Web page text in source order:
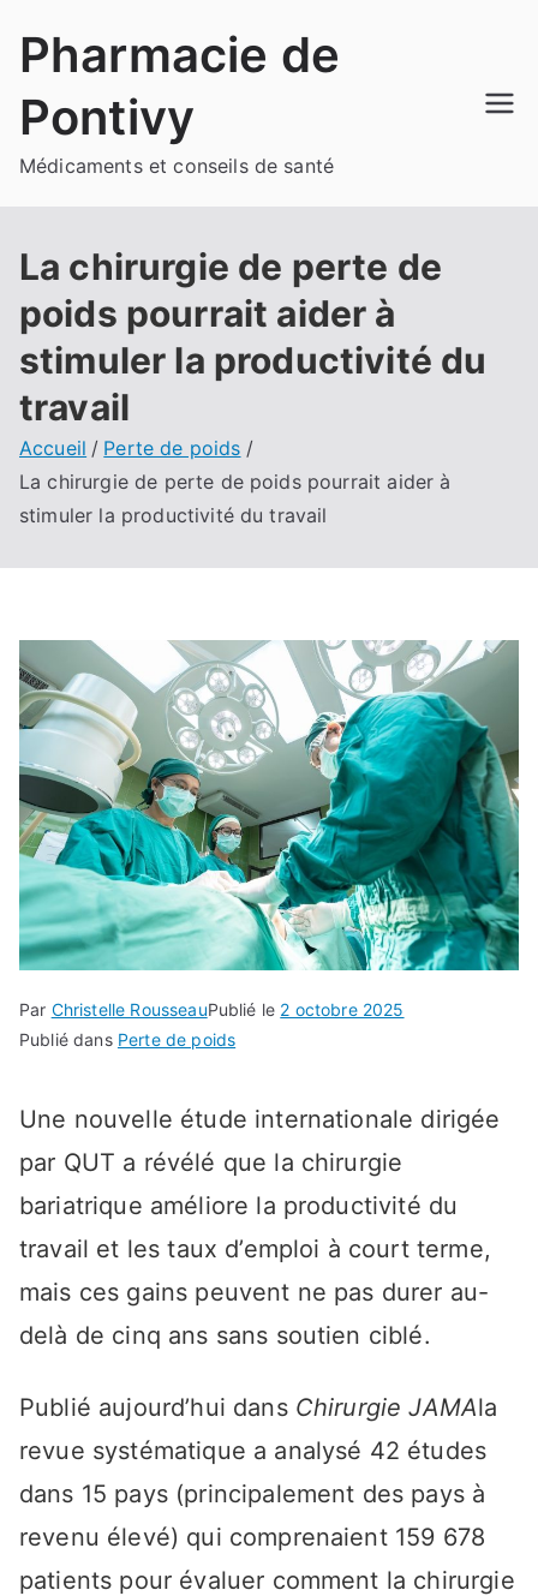
Pharmacie de
Pontivy
Médicaments et conseils de santé
La chirurgie de perte de
poids pourrait aider à
stimuler la productivité du
travail
Accueil
Perte de poids
La chirurgie de perte de poids pourrait aider à
stimuler la productivité du travail
Par Christelle RousseauPublié le 2 octobre 2025
Publié dans Perte de poids
Une nouvelle étude internationale dirigée
par QUT a révélé que la chirurgie
bariatrique améliore la productivité du
travail et les taux d’emploi à court terme,
mais ces gains peuvent ne pas durer au-
delà de cinq ans sans soutien ciblé.
Publié aujourd’hui dans Chirurgie JAMAla
revue systématique a analysé 42 études
dans 15 pays (principalement des pays à
revenu élevé) qui comprenaient 159 678
patients pour évaluer comment la chirurgie